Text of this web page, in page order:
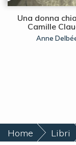
Una donna
Camille
Anne
Home Libri